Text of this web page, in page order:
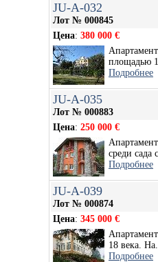
JU-A-032
Лот № 000845
Цена: 380 000 €
площадью
Подробнее
JU-A-035
Лот № 000883
Цена: 250 000 €
среди сада
Подробнее
JU-A-039
Лот № 000874
Цена: 345 000 €
18 века.
Подробнее